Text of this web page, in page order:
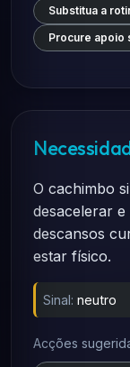
Substitua a
Procure apoio
O cachimbo
desacelerar
descansos
estar físico.
Sinal: neutro
Acções